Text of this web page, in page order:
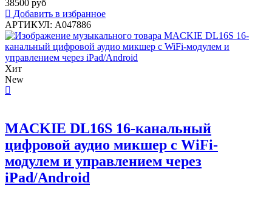
38500 руб
Добавить в избранное
АРТИКУЛ: A047886
Хит
New
MACKIE DL16S 16-канальный
цифровой аудио микшер с WiFi-
модулем и управлением через
iPad/Android